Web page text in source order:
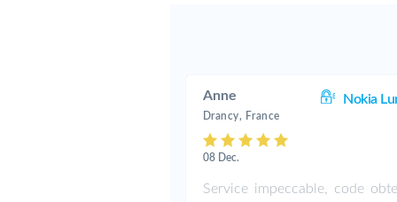
Anne Nokia
Drancy, France
08 Dec.
Service impeccable, code